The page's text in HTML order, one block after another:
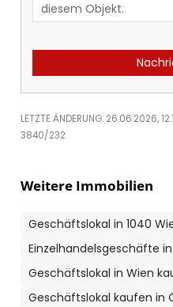
LETZTE ÄNDERUNG: 26.06.2026,
3840/232
Weitere Immobilien
Geschäftslokal in 1040
Einzelhandelsgeschäfte
Geschäftslokal in Wien
Geschäftslokal kaufen in